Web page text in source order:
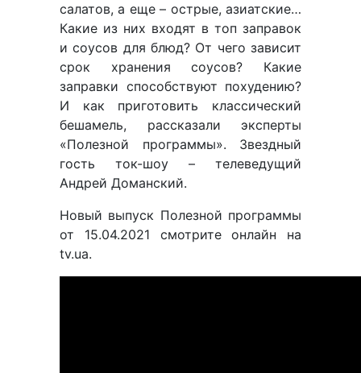
салатов, а еще – острые, азиатские…
Какие из них входят в топ заправок
и соусов для блюд? От чего зависит
срок хранения соусов? Какие
заправки способствуют похудению?
И как приготовить классический
бешамель, рассказали эксперты
«Полезной программы». Звездный
гость ток-шоу – телеведущий
Андрей Доманский.
Новый выпуск Полезной программы
от 15.04.2021 смотрите онлайн на
tv.ua.